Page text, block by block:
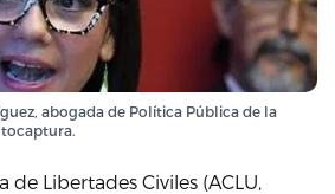
abogada de Política Pública de la
Libertades Civiles (ACLU,